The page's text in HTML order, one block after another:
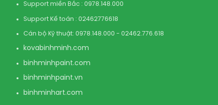
Support miền Bắc : 0978.148.000
Support Kế toán : 02462776618
Cán bộ Kỹ thuật: 0978.148.000 - 02462.776.618
kovabinhminh.com
binhminhpaint.com
binhminhpaint.vn
binhminhart.com